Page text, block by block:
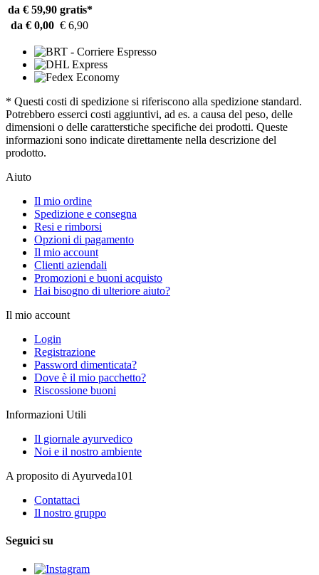
da € 59,90 gratis*
da € 0,00 € 6,90
* Questi costi di spedizione si riferiscono alla spedizione standard.
Potrebbero esserci costi aggiuntivi, ad es. a causa del peso, delle
dimensioni o delle caratterstiche specifiche dei prodotti. Queste
informazioni sono indicate direttamente nella descrizione del
prodotto.
Aiuto
Il mio ordine
Spedizione e consegna
Resi e rimborsi
Opzioni di pagamento
Il mio account
Clienti aziendali
Promozioni e buoni acquisto
Hai bisogno di ulteriore aiuto?
Il mio account
Login
Registrazione
Password dimenticata?
Dove è il mio pacchetto?
Riscossione buoni
Informazioni Utili
Il giornale ayurvedico
Noi e il nostro ambiente
A proposito di Ayurveda101
Contattaci
Il nostro gruppo
Seguici su